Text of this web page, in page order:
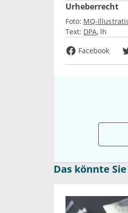
Urheberrecht
Foto: MQ-
Text: DPA lh
Facebook
Das könnte